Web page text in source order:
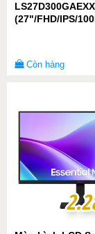
(27"/FHD/IPS/
Còn hàng